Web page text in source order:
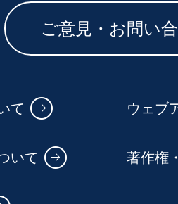
ご意見・お問い
て ウェブ
いて 著作権